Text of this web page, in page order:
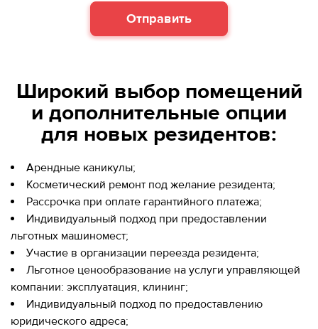
Отправить
Широкий выбор помещений
и дополнительные опции
для новых резидентов:
Арендные каникулы;
Косметический ремонт под желание резидента;
Рассрочка при оплате гарантийного платежа;
Индивидуальный подход при предоставлении
льготных машиномест;
Участие в организации переезда резидента;
Льготное ценообразование на услуги управляющей
компании: эксплуатация, клининг;
Индивидуальный подход по предоставлению
юридического адреса;